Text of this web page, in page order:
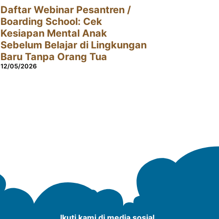
Daftar Webinar Pesantren /
Boarding School: Cek
Kesiapan Mental Anak
Sebelum Belajar di Lingkungan
Baru Tanpa Orang Tua
12/05/2026